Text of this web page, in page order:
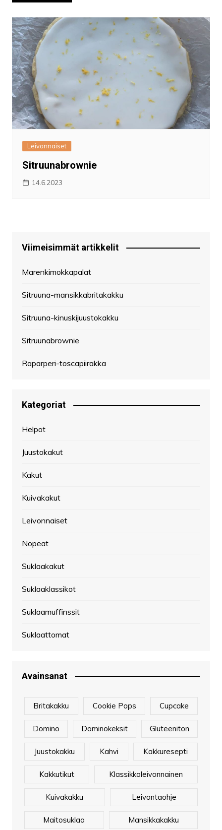
selaus
Leivonnaiset
Sitruunabrownie
14.6.2023
Viimeisimmät artikkelit
Marenkimokkapalat
Sitruuna-mansikkabritakakku
Sitruuna-kinuskijuustokakku
Sitruunabrownie
Raparperi-toscapiirakka
Kategoriat
Helpot
Juustokakut
Kakut
Kuivakakut
Leivonnaiset
Nopeat
Suklaakakut
Suklaaklassikot
Suklaamuffinssit
Suklaattomat
Avainsanat
Britakakku Cookie Pops Cupcake
Domino Dominokeksit Gluteeniton
Juustokakku Kahvi Kakkuresepti
Kakkutikut Klassikkoleivonnainen
Kuivakakku Leivontaohje
Maitosuklaa Mansikkakakku